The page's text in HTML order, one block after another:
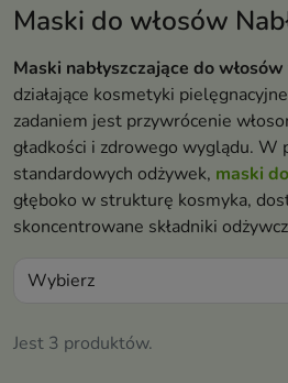
Maski do włosów
Maski nabłyszczające do włosów
działające kosmetyki
zadaniem jest przywrócenie
gładkości i zdrowego wyglądu.
standardowych odżywek, maski
głęboko w strukturę kosmyka,
skoncentrowane składniki
Jest 3 produktów.
Wybierz